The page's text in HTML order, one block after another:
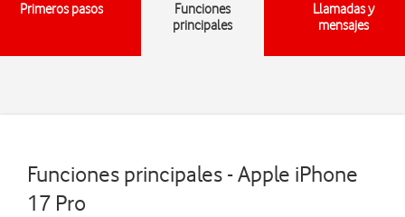
Primeros pasos
Funciones
principales
Llamadas y
mensajes
Funciones principales - Apple iPhone
17 Pro